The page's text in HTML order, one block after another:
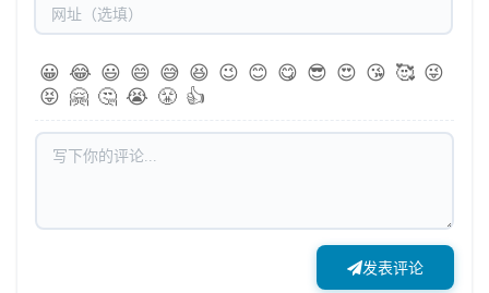
😀 😂 😃 😄 😅 😆 😉 😊 😋 😎 😍 😘 🥰 😜
😝 🤗 🤔 😭 😤 👍
发表评论